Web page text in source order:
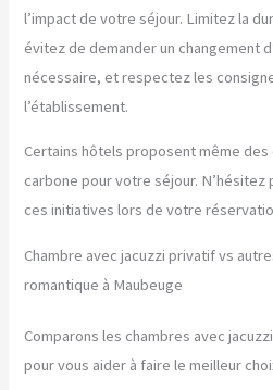
l’impact de votre séjour. Limitez la
évitez de demander un changement
nécessaire, et respectez les
l’établissement.
Certains hôtels proposent même
carbone pour votre séjour. N’hésitez
ces initiatives lors de votre
Chambre avec jacuzzi privatif vs
romantique à Maubeuge
Comparons les chambres avec
pour vous aider à faire le meilleur